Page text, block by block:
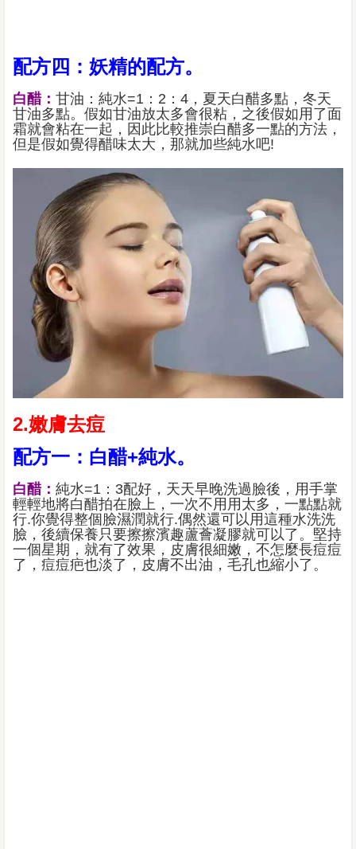
配方四：妖精的配方。
白醋： 甘油：純水=1：2：4，夏天白醋多點，冬天
甘油多點。假如甘油放太多會很粘，之後假如用了面
霜就會粘在一起，因此比較推崇白醋多一點的方法，
但是假如覺得醋味太大，那就加些純水吧!
2.嫩膚去痘
配方一：白醋+純水。
白醋： 純水=1：3配好，天天早晚洗過臉後，用手掌
輕輕地將白醋拍在臉上，一次不用用太多，一點點就
行.你覺得整個臉濕潤就行.偶然還可以用這種水洗洗
臉，後續保養只要擦擦濱趣蘆薈凝膠就可以了。堅持
一個星期，就有了效果，皮膚很細嫩，不怎麼長痘痘
了，痘痘疤也淡了，皮膚不出油，毛孔也縮小了。